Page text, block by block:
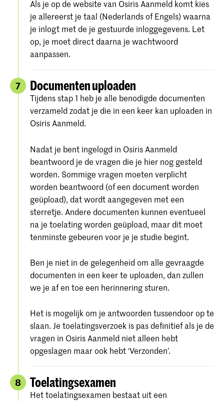
Als je op de website van Osiris Aanmeld komt kies
je allereerst je taal (Nederlands of Engels) waarna
je inlogt met de je gestuurde inloggegevens. Let
op, je moet direct daarna je wachtwoord
aanpassen.
7 Documenten uploaden
Tijdens stap 1 heb je alle benodigde documenten
verzameld zodat je die in een keer kan uploaden in
Osiris Aanmeld.
Nadat je bent ingelogd in Osiris Aanmeld
beantwoord je de vragen die je hier nog gesteld
worden. Sommige vragen moeten verplicht
worden beantwoord (of een document worden
geüpload), dat wordt aangegeven met een
sterretje. Andere documenten kunnen eventueel
na je toelating worden geüpload, maar dit moet
tenminste gebeuren voor je je studie begint.
Ben je niet in de gelegenheid om alle gevraagde
documenten in een keer te uploaden, dan zullen
we je af en toe een herinnering sturen.
Het is mogelijk om je antwoorden tussendoor op te
slaan. Je toelatingsverzoek is pas definitief als je de
vragen in Osiris Aanmeld niet alleen hebt
opgeslagen maar ook hebt ‘Verzonden’.
8 Toelatingsexamen
Het toelatingsexamen bestaat uit een